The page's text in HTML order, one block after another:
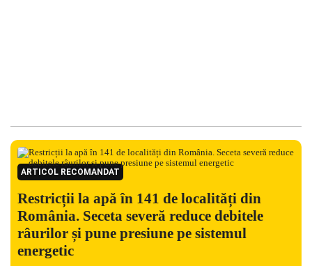
ARTICOL RECOMANDAT
Restricții la apă în 141 de localități din
România. Seceta severă reduce debitele
râurilor și pune presiune pe sistemul
energetic